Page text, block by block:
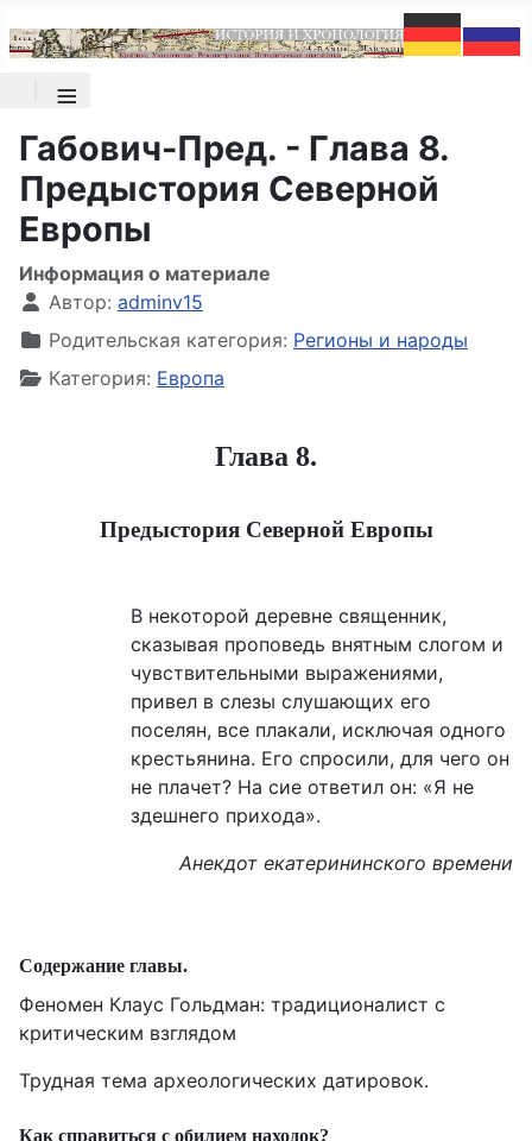
≡
Габович-Пред. - Глава 8.
Предыстория Северной
Европы
Информация о материале
Автор: adminv15
Родительская категория: Регионы и народы
Категория: Европа
Глава 8.
Предыстория Северной Европы
В некоторой деревне священник,
сказывая проповедь внятным слогом и
чувствительными выражениями,
привел в слезы слушающих его
поселян, все плакали, исключая одного
крестьянина. Его спросили, для чего он
не плачет? На сие ответил он: «Я не
здешнего прихода».
Анекдот екатерининского времени
Содержание главы.
Феномен Клаус Гольдман: традиционалист с
критическим взглядом
Трудная тема археологических датировок.
Как справиться с обилием находок?